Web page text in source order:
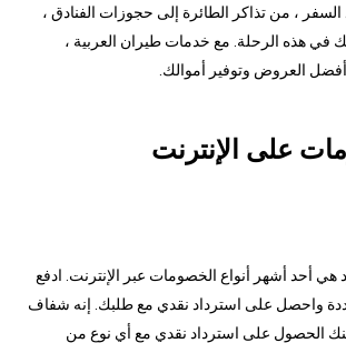
السفر ، من تذاكر الطائرة إلى حجوزات الفنادق ،
في هذه الرحلة. مع خدمات طيران العربية ،
العروض وتوفير أموالك.
على الإنترنت
هي أحد أشهر أنواع الخصومات عبر الإنترنت. ادفع
واحصل على استرداد نقدي مع طلبك. إنه شفاف
الحصول على استرداد نقدي مع أي نوع من